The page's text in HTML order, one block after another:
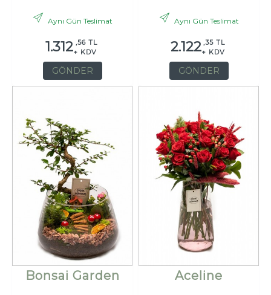
Aynı Gün Teslimat
1.312 ,56 TL
+ KDV
GÖNDER
Aynı Gün Teslimat
2.122 ,35 TL
+ KDV
GÖNDER
Bonsai Garden Aceline